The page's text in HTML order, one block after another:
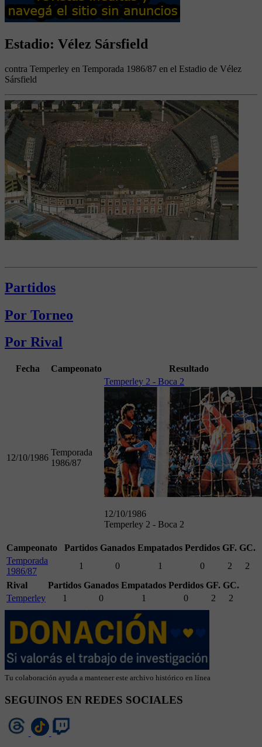
Estadio: Vélez Sársfield
contra Temperley en Temporada 1986/87 en el Estadio de Vélez
Sársfield
Partidos
Por Torneo
Por Rival
Fecha Campeonato Resultado
12/10/1986
Temporada
1986/87
Temperley 2 - Boca 2
12/10/1986
Temperley 2 - Boca 2
Campeonato Partidos Ganados Empatados Perdidos GF. GC.
Temporada
1986/87
1 0 1 0 2
2
Rival
Partidos Ganados Empatados Perdidos GF. GC.
Temperley
1 0 1 0 2 2
Tu colaboración ayuda a mantener este archivo histórico en línea
SEGUINOS EN REDES SOCIALES